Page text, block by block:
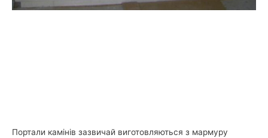
Портали камінів зазвичай виготовляються з мармуру